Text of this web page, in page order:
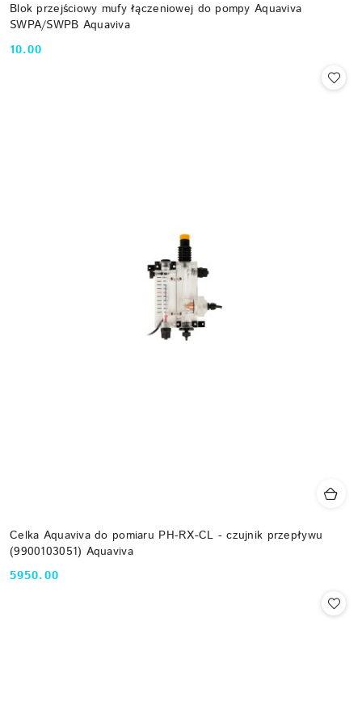
Blok przejściowy mufy łączeniowej do pompy Aquaviva
SWPA/SWPB Aquaviva
Cena:
10.00
Celka Aquaviva do pomiaru PH-RX-CL - czujnik przepływu
(9900103051) Aquaviva
Cena:
5950.00